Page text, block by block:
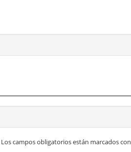
Los campos obligatorios están marcados con